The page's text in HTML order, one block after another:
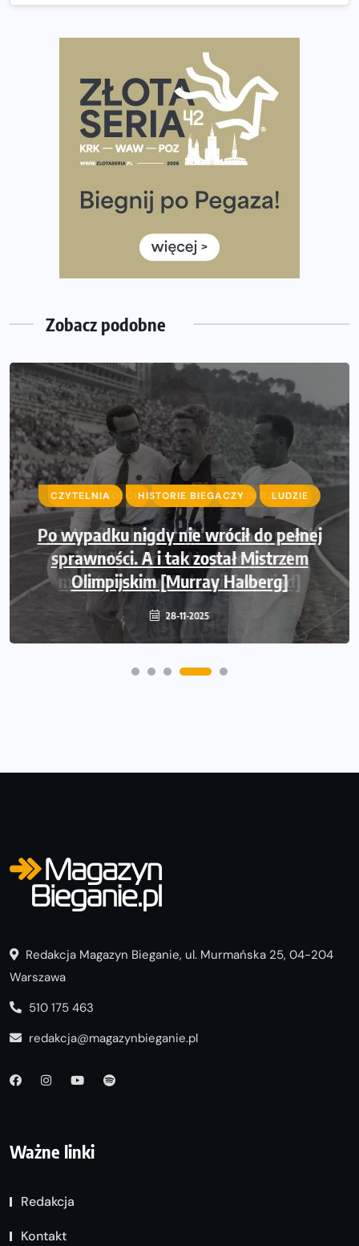
wybiera wyzwanie trzech największych maratonów w
Praska 5k Run gospodarzem Mistrzostw Polski
Największy Bieg Powstania Warszawskiego w historii.
Ponad 12 tysięcy uczestników pobiegło dla Bohaterów!
Tętno vs tempo – czym kierować się w bieganiu?
Co ma dużo białka? Produkty, które warto włączyć do
Rozbiegany Olsztyn szykuje się na weekend z
Już w tę sobotę 35. Bieg Powstania Warszawskiego.
Wystartuje rekordowa liczba uczestników
Zobacz podobne
CZYTELNIA HISTORIE BIEGACZY LUDZIE
Po wypadku nigdy nie wrócił do pełnej
sprawności. A i tak został Mistrzem
Olimpijskim [Murray Halberg]
28-11-2025
Redakcja Magazyn Bieganie, ul. Murmańska 25, 04-204
Warszawa
510 175 463
redakcja@magazynbieganie.pl
Ważne linki
Redakcja
Kontakt